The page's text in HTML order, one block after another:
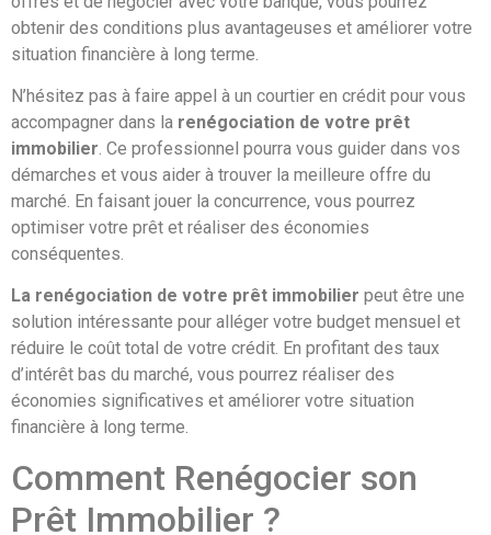
obtenir des conditions plus avantageuses et améliorer votre
situation financière à long terme.
N’hésitez pas à faire appel à un courtier en crédit pour vous
accompagner dans la renégociation de votre prêt
immobilier. Ce professionnel pourra vous guider dans vos
démarches et vous aider à trouver la meilleure offre du
marché. En faisant jouer la concurrence, vous pourrez
optimiser votre prêt et réaliser des économies
conséquentes.
La renégociation de votre prêt immobilier peut être une
solution intéressante pour alléger votre budget mensuel et
réduire le coût total de votre crédit. En profitant des taux
d’intérêt bas du marché, vous pourrez réaliser des
économies significatives et améliorer votre situation
financière à long terme.
Comment Renégocier son
Prêt Immobilier ?